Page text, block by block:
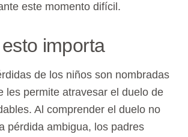
este momento difícil.
importa
de los niños son nombradas
les permite atravesar el duelo de
Al comprender el duelo no
pérdida ambigua, los padres